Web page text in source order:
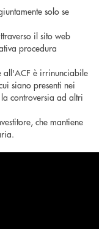
solo se
il sito web
procedura
all'ACF è irrinunciabile
siano presenti nei
controversia ad altri
che mantiene